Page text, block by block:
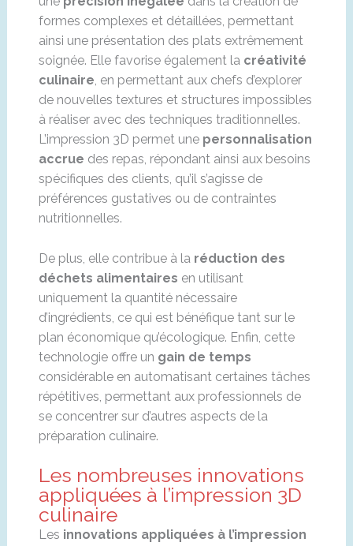
formes complexes et détaillées, permettant
ainsi une présentation des plats extrêmement
soignée. Elle favorise également la créativité
culinaire, en permettant aux chefs d’explorer
de nouvelles textures et structures impossibles
à réaliser avec des techniques traditionnelles.
L’impression 3D permet une personnalisation
accrue des repas, répondant ainsi aux besoins
spécifiques des clients, qu’il s’agisse de
préférences gustatives ou de contraintes
nutritionnelles.
De plus, elle contribue à la réduction des
déchets alimentaires en utilisant
uniquement la quantité nécessaire
d’ingrédients, ce qui est bénéfique tant sur le
plan économique qu’écologique. Enfin, cette
technologie offre un gain de temps
considérable en automatisant certaines tâches
répétitives, permettant aux professionnels de
se concentrer sur d’autres aspects de la
préparation culinaire.
Les nombreuses innovations
appliquées à l’impression 3D
culinaire
Les innovations appliquées à l’impression